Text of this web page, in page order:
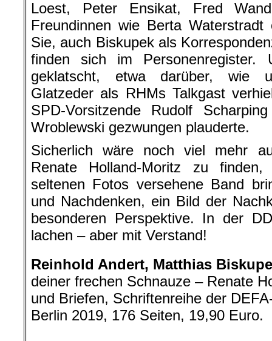
Loest, Peter Ensikat, Fred
Freundinnen wie Berta
Sie, auch Biskupek als
finden sich im Personenregister.
geklatscht, etwa darüber, wie
Glatzeder als RHMs Talkgast
SPD-Vorsitzende Rudolf
Wroblewski gezwungen plauderte.
Sicherlich wäre noch viel mehr
Renate Holland-Moritz zu
seltenen Fotos versehene Band
und Nachdenken, ein Bild der
besonderen Perspektive. In der
lachen – aber mit Verstand!
Reinhold Andert, Matthias
deiner frechen Schnauze – Renate
und Briefen, Schriftenreihe der
Berlin 2019, 176 Seiten, 19,90 Euro.